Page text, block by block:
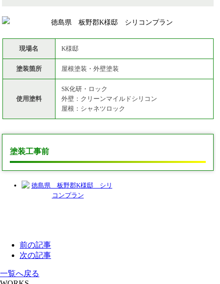
現場名 K様邸
塗装箇所 屋根塗装・外壁塗装
使用塗料
SK化研・ロック
外壁：クリーンマイルドシリコン
屋根：シャネツロック
塗装工事前
前の記事
次の記事
一覧へ戻る